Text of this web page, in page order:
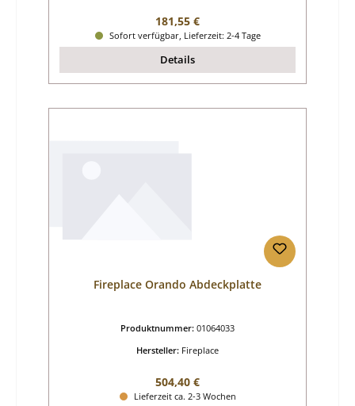
Regulärer Preis:
181,55 €
Sofort verfügbar, Lieferzeit: 2-4 Tage
Details
Fireplace Orando Abdeckplatte
Produktnummer: 01064033
Hersteller: Fireplace
Regulärer Preis:
504,40 €
Lieferzeit ca. 2-3 Wochen